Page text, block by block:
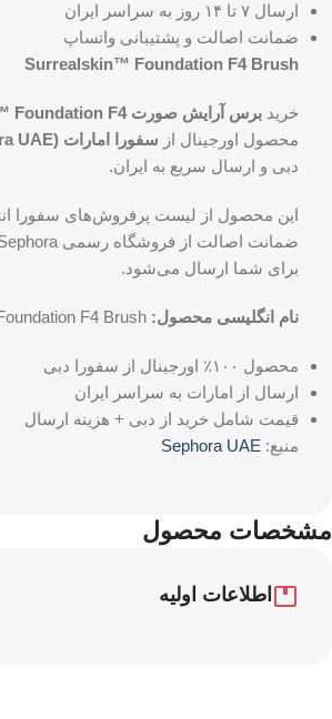
ارسال ۷ تا ۱۴ روز به سراسر ایران
ضمانت اصالت و پشتیبانی واتساپ
Surrealskin™ Foundation F4 Brush
خرید برس آرایش صورت Surrealskin™ Foundation F4
محصول اورجینال از سفورا امارات (Sephora UAE)
دبی و ارسال سریع به ایران.
این محصول از لیست پرفروش‌های سفورا
برای شما ارسال می‌شود.
نام انگلیسی محصول:
محصول ۱۰۰٪ اورجینال از سفورا دبی
ارسال از امارات به سراسر ایران
قیمت شامل خرید از دبی + هزینه ارسال
منبع: Sephora UAE
مشخصات محصول
اطلاعات اولیه